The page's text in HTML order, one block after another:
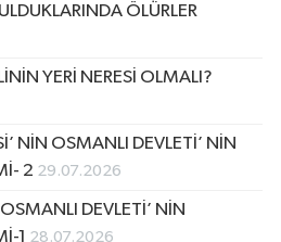
ÖLÜRLER
YERİ NERESİ OLMALI?
NİN OSMANLI DEVLETİ’ NİN
2 29.07.2026
DEVLETİ’ NİN
1 28.07.2026